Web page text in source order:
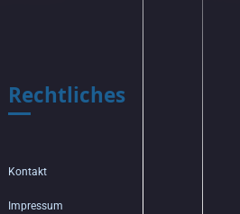
Rechtliches
Kontakt
Impressum